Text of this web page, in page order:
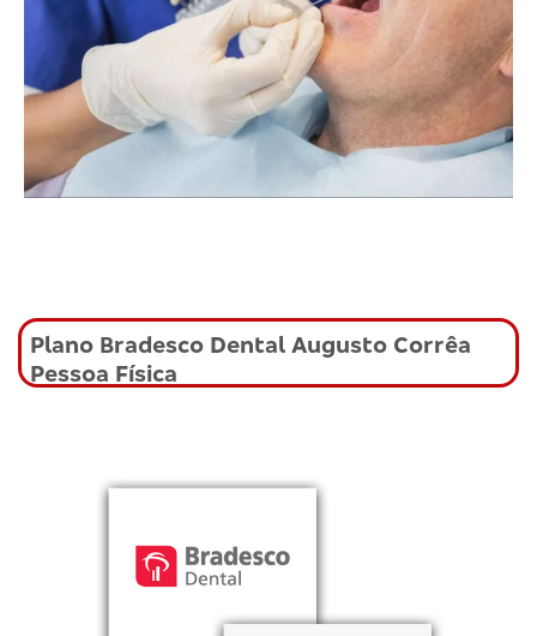
Plano Bradesco Dental Augusto Corrêa
Pessoa Física